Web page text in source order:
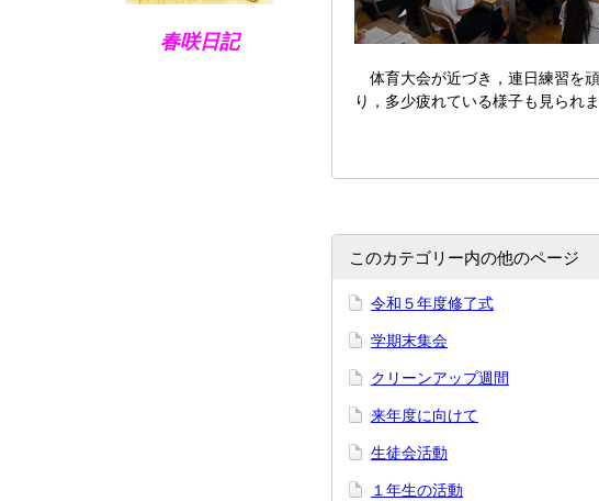
春咲日記
体育大会が近づき，連日練習を
り，多少疲れている様子も見られ
このカテゴリー内の他のページ
令和５年度修了式
学期末集会
クリーンアップ週間
来年度に向けて
生徒会活動
１年生の活動